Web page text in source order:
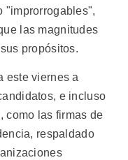
"improrrogables",
las magnitudes
propósitos.
este viernes a
e incluso
como las firmas de
respaldado